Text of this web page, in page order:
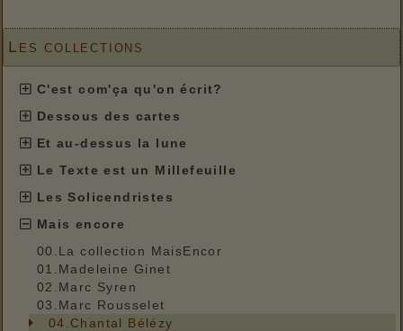
Les collections
C'est com'ça qu'on écrit?
Dessous des cartes
Et au-dessus la lune
Le Texte est un Millefeuille
Les Solicendristes
Mais encore
00.La collection MaisEncor
01.Madeleine Ginet
02.Marc Syren
03.Marc Rousselet
04.Chantal Bélézy